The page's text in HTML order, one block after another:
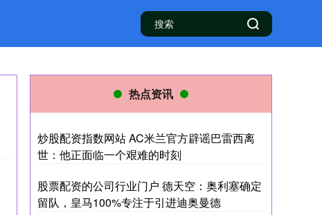
热点资讯
炒股配资指数网站 AC米兰官方辟谣巴雷西离
世：他正面临一个艰难的时刻
股票配资的公司行业门户 德天空：奥利塞确定
留队，皇马100%专注于引进迪奥曼德